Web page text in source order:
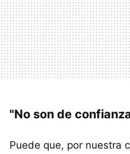
"No son de
Puede que, por nuestra